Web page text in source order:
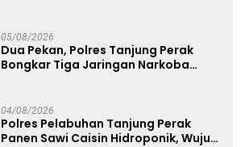
05/08/2026
Dua Pekan, Polres Tanjung Perak
Bongkar Tiga Jaringan Narkoba
04/08/2026
Polres Pelabuhan Tanjung Perak
Panen Sawi Caisin Hidroponik, Wujud